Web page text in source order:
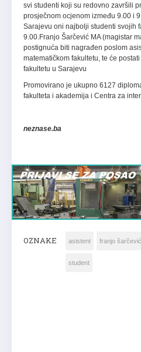
svi studenti koji su redovno završili
prosječnom ocjenom između 9.00 i
Sarajevu oni najbolji studenti svojih
9.00.Franjo Šarčević MA (magistar
postignuća biti nagrađen poslom
matematičkom fakultetu, te će
fakultetu u Sarajevu
Promovirano je ukupno 6127
fakulteta i akademija i Centra za
neznase.ba
OZNAKE asistent franjo šarčević
student